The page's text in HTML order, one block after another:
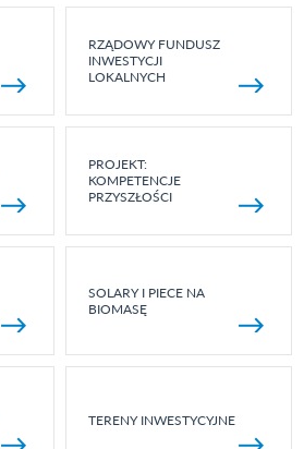
RZĄDOWY FUNDUSZ
INWESTYCJI
LOKALNYCH
PROJEKT:
KOMPETENCJE
PRZYSZŁOŚCI
SOLARY I PIECE NA
BIOMASĘ
TERENY INWESTYCYJNE